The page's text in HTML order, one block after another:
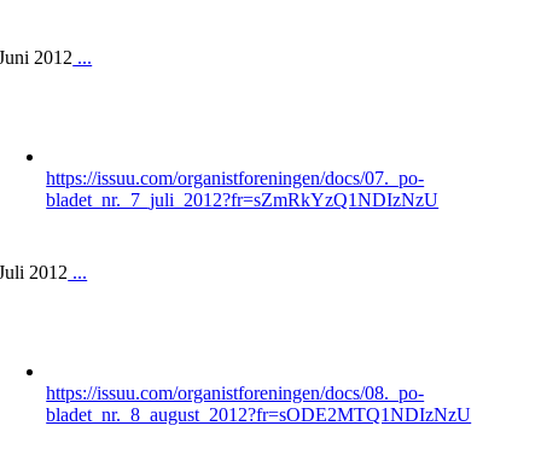
2012 ...
https://issuu.com/organistforeningen/docs/07._po-
bladet_nr._7_juli_2012?fr=sZmRkYzQ1NDIzNzU
2012 ...
https://issuu.com/organistforeningen/docs/08._po-
bladet_nr._8_august_2012?fr=sODE2MTQ1NDIzNzU